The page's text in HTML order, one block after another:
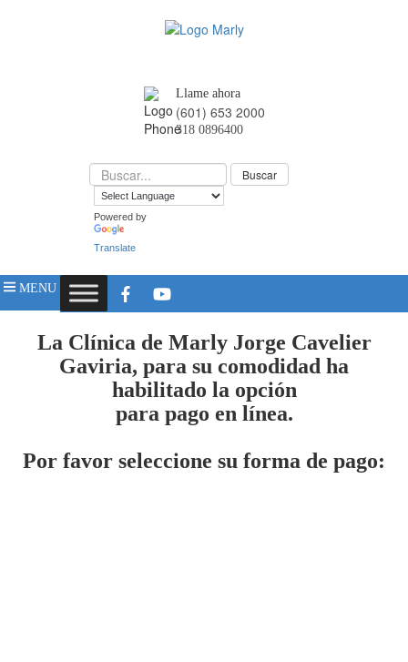
Llame ahora
(601) 653 2000
318 0896400
Powered by
Translate
MENU
La Clínica de Marly Jorge Cavelier
Gaviria, para su comodidad ha
habilitado la opción
para pago en línea.
Por favor seleccione su forma de pago: